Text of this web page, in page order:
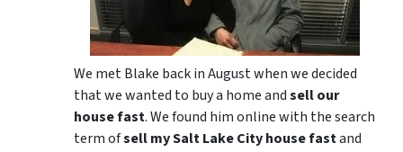
We met Blake back in August when we decided
that we wanted to buy a home andsell our
house fast. We found him online with the search
term ofsell my Salt Lake City house fastand